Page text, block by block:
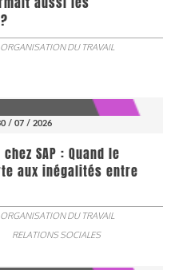
ORGANISATION DU TRAVAIL
/ 07 / 2026
SAP : Quand le
aux inégalités entre
ORGANISATION DU TRAVAIL
RELATIONS SOCIALES